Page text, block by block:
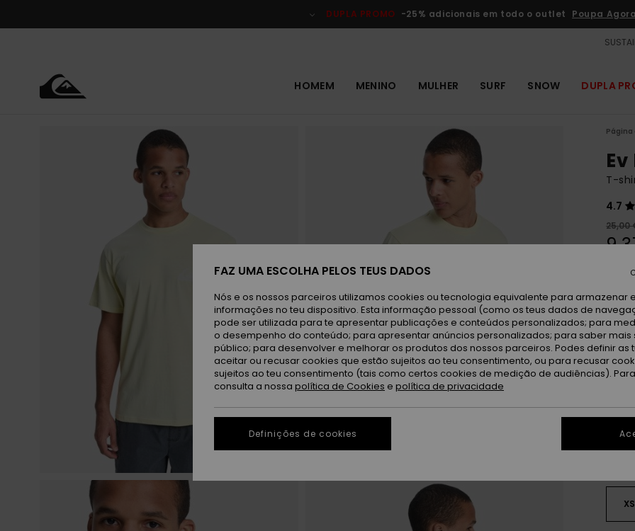
do
DUPLA PROMO -25% adicionais em todo o outlet Poupa Agora
HOMEM MENINO MULHER SURF SNOW DUPLA
Página
T-
4.7
25,00
Cor
XS
FAZ UMA ESCOLHA PELOS TEUS DADOS
Nós e os nossos parceiros utilizamos cookies ou tecnologia equivalente para armazenar
informações no teu dispositivo. Esta informação pessoal (como os teus dados de
pode ser utilizada para te apresentar publicações e conteúdos personalizados; para
o desempenho do conteúdo; para apresentar anúncios personalizados; para saber mais
público; para desenvolver e melhorar os produtos dos nossos parceiros. Podes definir as
aceitar ou recusar cookies que estão sujeitos ao teu consentimento, ou para recusar
sujeitos ao teu consentimento (tais como certos cookies de medição de audiências).
consulta a nossa política de Cookies e política de privacidade
Definições de cookies